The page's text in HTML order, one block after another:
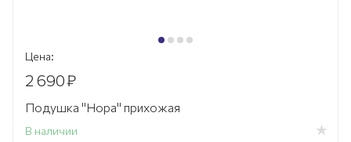
Цена:
2 690₽
Подушка "Нора" прихожая
В наличии